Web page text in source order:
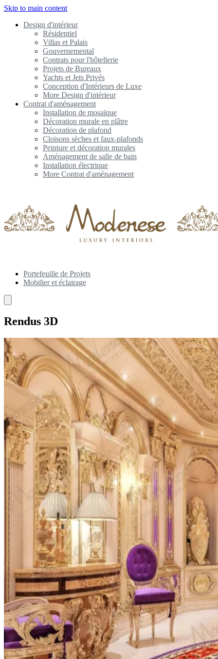
Skip to main content
Design d'intérieur
Résidentiel
Villas et Palais
Gouvernemental
Contrats pour l'hôtellerie
Projets de Bureaux
Yachts et Jets Privés
Conception d'Intérieurs de Luxe
More Design d'intérieur
Contrat d'aménagement
Installation de mosaïque
Décoration murale en plâtre
Décoration de plafond
Cloisons sèches et faux-plafonds
Peinture et décoration murales
Aménagement de salle de bain
Installation électrique
More Contrat d'aménagement
Portefeuille de Projets
Mobilier et éclairage
Rendus 3D